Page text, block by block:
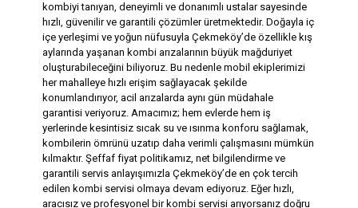
kombiyi tanıyan, deneyimli ve donanımlı ustalar sayesinde
hızlı, güvenilir ve garantili çözümler üretmektedir. Doğayla iç
içe yerleşimi ve yoğun nüfusuyla Çekmeköy’de özellikle kış
aylarında yaşanan kombi arızalarının büyük mağduriyet
oluşturabileceğini biliyoruz. Bu nedenle mobil ekiplerimizi
her mahalleye hızlı erişim sağlayacak şekilde
konumlandırıyor, acil arızalarda aynı gün müdahale
garantisi veriyoruz. Amacımız; hem evlerde hem iş
yerlerinde kesintisiz sıcak su ve ısınma konforu sağlamak,
kombilerin ömrünü uzatıp daha verimli çalışmasını mümkün
kılmaktır. Şeffaf fiyat politikamız, net bilgilendirme ve
garantili servis anlayışımızla Çekmeköy’de en çok tercih
edilen kombi servisi olmaya devam ediyoruz. Eğer hızlı,
aracısız ve profesyonel bir kombi servisi arıyorsanız doğru